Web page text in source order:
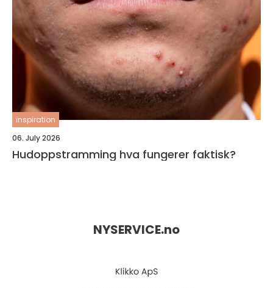
inspiration
06. July 2026
Hudoppstramming hva fungerer faktisk?
NYSERVICE.no